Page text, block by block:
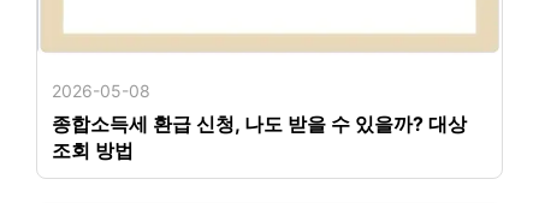
2026-05-08
종합소득세 환급 신청, 나도 받을 수 있을까? 대상
조회 방법